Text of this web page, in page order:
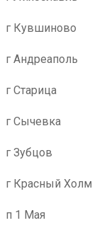
г Кувшиново
г Андреаполь
г Старица
г Сычевка
г Зубцов
г Красный Холм
п 1 Мая